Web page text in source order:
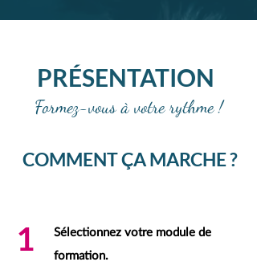
PRÉSENTATION
Formez-vous à votre rythme !
COMMENT ÇA MARCHE ?
1
Sélectionnez votre module de
formation.